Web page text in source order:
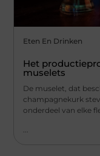
Eten En Drinken
Het
muselets
De muselet, dat
champagnekurk
onderdeel van elke
...